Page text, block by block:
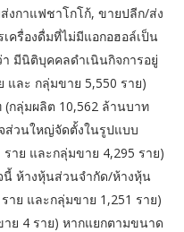
งกาแฟชาโกโก้, ขายปลีก/ส่ง
ครื่องดื่มที่ไม่มีแอกอฮอล์เป็น
มีนิติบุคคลดำเนินกิจการอยู่
และ กลุ่มขาย 5,550 ราย)
กลุ่มผลิต 10,562 ล้านบาท
ส่วนใหญ่จัดตั้งในรูปแบบ
าย และกลุ่มขาย 4,295 ราย)
นี้ ห้างหุ้นส่วนจำกัด/ห้างหุ้น
าย และกลุ่มขาย 1,251 ราย)
ย 4 ราย) หากแยกตามขนาด